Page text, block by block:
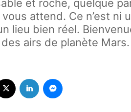
et roche, quelque
attend. Ce n’est ni
lieu bien réel.
airs de planète Mars.